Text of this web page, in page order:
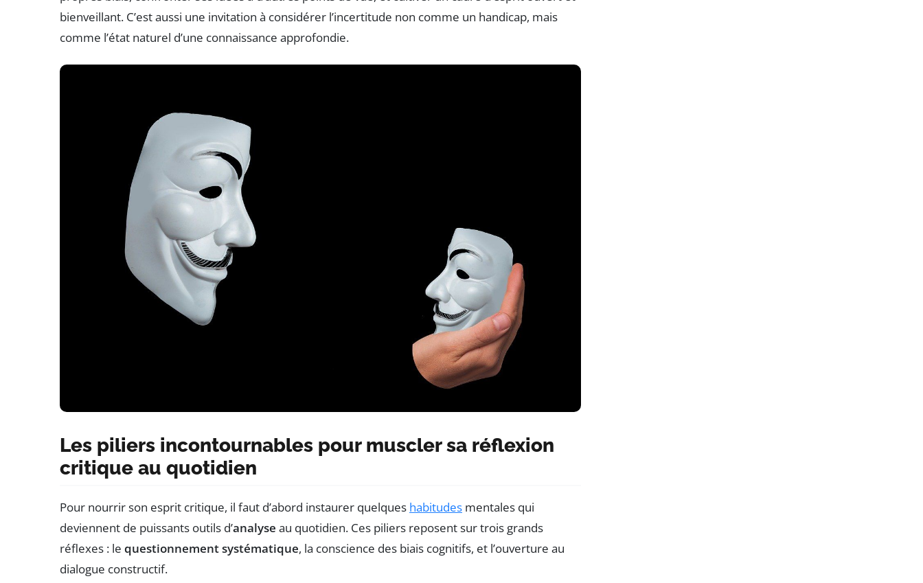
bienveillant. C’est aussi une invitation à considérer l’incertitude non comme un handicap, mais
comme l’état naturel d’une connaissance approfondie.
Les piliers incontournables pour muscler sa réflexion
critique au quotidien
Pour nourrir son esprit critique, il faut d’abord instaurer quelques habitudes mentales qui
deviennent de puissants outils d’analyse au quotidien. Ces piliers reposent sur trois grands
réflexes : le questionnement systématique, la conscience des biais cognitifs, et l’ouverture au
dialogue constructif.